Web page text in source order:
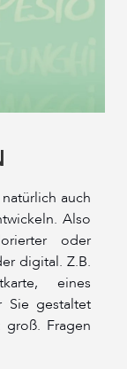
auch
Also
oder
digital. Z.B.
eines
Sie gestaltet
Fragen